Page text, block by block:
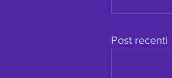
Post recenti